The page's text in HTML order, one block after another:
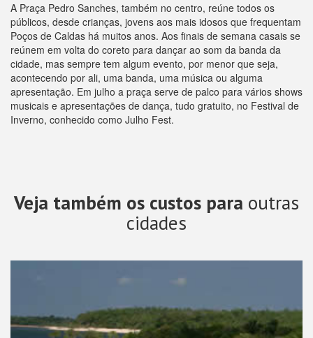
A Praça Pedro Sanches, também no centro, reúne todos os
públicos, desde crianças, jovens aos mais idosos que frequentam
Poços de Caldas há muitos anos. Aos finais de semana casais se
reúnem em volta do coreto para dançar ao som da banda da
cidade, mas sempre tem algum evento, por menor que seja,
acontecendo por ali, uma banda, uma música ou alguma
apresentação. Em julho a praça serve de palco para vários shows
musicais e apresentações de dança, tudo gratuito, no Festival de
Inverno, conhecido como Julho Fest.
Veja também os custos para outras
cidades